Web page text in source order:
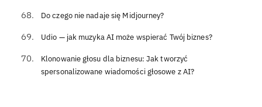
Do czego nie nadaje się Midjourney?
Udio — jak muzyka AI może wspierać Twój biznes?
Klonowanie głosu dla biznesu: Jak tworzyć
spersonalizowane wiadomości głosowe z AI?